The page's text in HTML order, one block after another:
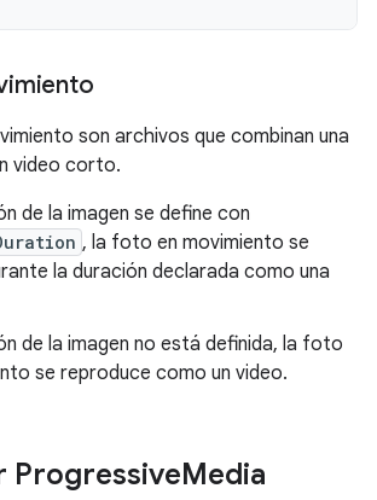
son archivos que combinan una
video corto.
de la imagen se define con
, la foto en movimiento se
la duración declarada como una
de la imagen no está definida, la foto
se reproduce como un video.
ProgressiveMedia